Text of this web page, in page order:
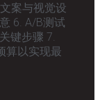
案与视觉设
6. A/B测试
键步骤 7.
算以实现最